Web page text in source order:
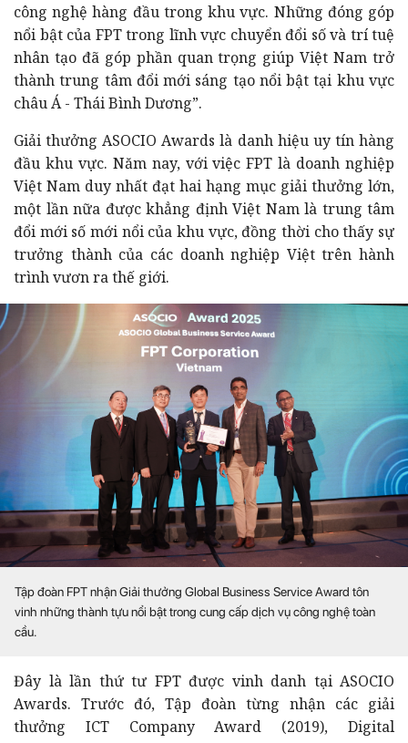
công nghệ hàng đầu trong khu vực. Những đóng góp
nổi bật của FPT trong lĩnh vực chuyển đổi số và trí tuệ
nhân tạo đã góp phần quan trọng giúp Việt Nam trở
thành trung tâm đổi mới sáng tạo nổi bật tại khu vực
châu Á - Thái Bình Dương”.
Giải thưởng ASOCIO Awards là danh hiệu uy tín hàng
đầu khu vực. Năm nay, với việc FPT là doanh nghiệp
Việt Nam duy nhất đạt hai hạng mục giải thưởng lớn,
một lần nữa được khẳng định Việt Nam là trung tâm
đổi mới số mới nổi của khu vực, đồng thời cho thấy sự
trưởng thành của các doanh nghiệp Việt trên hành
trình vươn ra thế giới.
Tập đoàn FPT nhận Giải thưởng Global Business Service Award tôn
vinh những thành tựu nổi bật trong cung cấp dịch vụ công nghệ toàn
cầu.
Đây là lần thứ tư FPT được vinh danh tại ASOCIO
Awards. Trước đó, Tập đoàn từng nhận các giải
thưởng ICT Company Award (2019), Digital